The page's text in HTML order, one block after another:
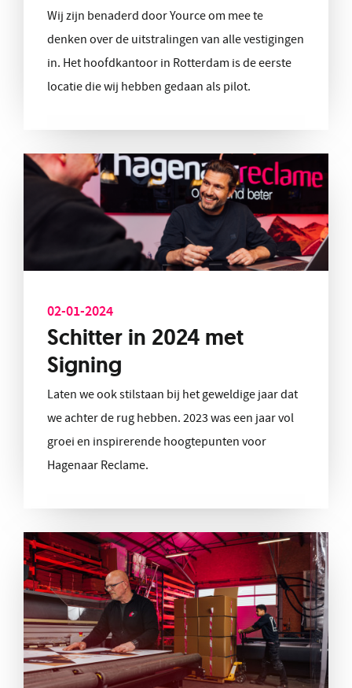
Wij zijn benaderd door Yource om mee te
denken over de uitstralingen van alle vestigingen
in. Het hoofdkantoor in Rotterdam is de eerste
locatie die wij hebben gedaan als pilot.
02-01-2024
Schitter in 2024 met
Signing
Laten we ook stilstaan bij het geweldige jaar dat
we achter de rug hebben. 2023 was een jaar vol
groei en inspirerende hoogtepunten voor
Hagenaar Reclame.